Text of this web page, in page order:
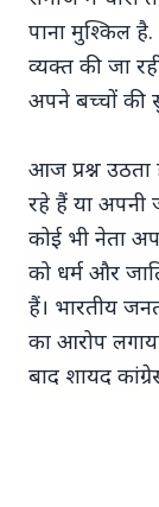
20 May 2026
भारत-नॉर्डिक
रहे हैं आकर्षित?
MADHYA PRADESH
पाना मुश्किल है.
व्यक्त की जा
अपने बच्चों की
आज प्रश्न उठता
रहे हैं या अपनी
कोई भी नेता
को धर्म और
हैं। भारतीय
का आरोप
बाद शायद